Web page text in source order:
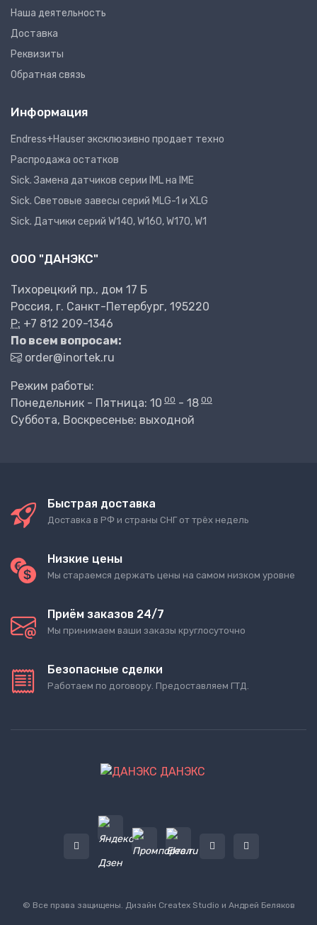
Наша деятельность
Доставка
Реквизиты
Обратная связь
Информация
Endress+Hauser эксклюзивно продает техно
Распродажа остатков
Sick. Замена датчиков серии IML на IME
Sick. Световые завесы серий MLG-1 и XLG
Sick. Датчики серий W140, W160, W170, W1
ООО "ДАНЭКС"
Тихорецкий пр., дом 17 Б
Россия, г. Санкт-Петербург, 195220
P: +7 812 209-1346
По всем вопросам:
order@inortek.ru
Режим работы:
Понедельник - Пятница: 10 00 - 18 00
Суббота, Воскресенье: выходной
Быстрая доставка
Доставка в РФ и страны СНГ от трёх недель
Низкие цены
Мы стараемся держать цены на самом низком уровне
Приём заказов 24/7
Мы принимаем ваши заказы круглосуточно
Безопасные сделки
Работаем по договору. Предоставляем ГТД.
ДАНЭКС
© Все права защищены. Дизайн Createx Studio и Андрей Беляков